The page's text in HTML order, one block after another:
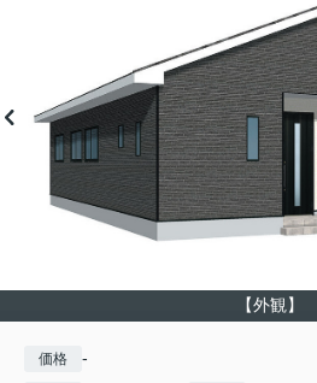
【外観】
価格 -